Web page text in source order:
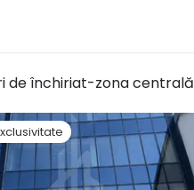
de închiriat-zona centrală